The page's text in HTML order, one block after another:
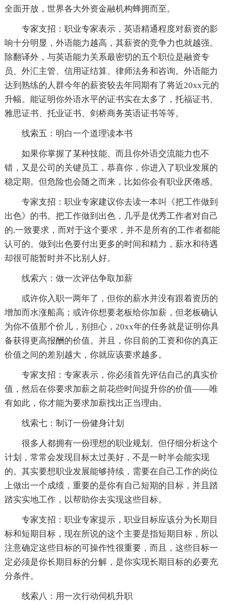
全面开放，世界各大外资金融机构蜂拥而至。
专家支招：职业专家表示，英语精通程度对薪资的影
响十分明显，外语能力越高，其薪资的竞争力也就越强。
除翻译外，与英语能力关系最密切的五个职位是融资专
员、外汇主管、信用证结算、律师法务和咨询。外语能力
达到熟练的人群今年的薪资较去年同期有了将近20xx元的
升幅。能证明你外语水平的证书实在太多了，托福证书、
雅思证书、托业证书、剑桥商务英语证书等等。
线索五：明白一个道理读本书
如果你掌握了某种技能、而且你外语交流能力也不
错，又是公司的关键员工，恭喜你，你进入了职业发展的
稳定期。但危险也会随之而来，比如你会有职业厌倦感。
专家支招：职业专家建议你去读一本叫《把工作做到
出色》的书。把工作做到出色，几乎是优秀工作者对自己
的.一致要求，而对于这个要求，并不是所有的工作者都能
认可的。做到出色要付出更多的时间和精力，薪水和待遇
却很可能暂时并不比别人好。
线索六：做一次评估争取加薪
或许你入职一两年了，但你的薪水并没有跟着资历的
增加而水涨船高；或许你想要老板给你加薪，但老板确认
为你不值那个价儿，别担心，20xx年的任务就是证明你具
备获得更高报酬的价值。并且，你目前的工资和你的真正
价值之间的差别越大，你就应该要求越多。
专家支招：专家表示，你必须首先评估自己的真实价
值，然后在你要求加薪之前花些时间提升你的价值——唯
有如此，你才能为要求加薪找出正当理由。
线索七：制订一份健身计划
很多人都拥有一份理想的职业规划。但仔细分析这个
计划，常常会发现目标太过美好，不是一时半会能实现
的。其实要想职业发展能够持续，需要在自己工作的岗位
上做出一个成绩，重要的是你有自己短期的目标，并且踏
踏实实地工作，以帮助你去实现这些目标。
专家支招：职业专家提示，职业目标应该分为长期目
标和短期目标，现在所说的这个主要是指短期目标，所以
注意确定这些目标的可操作性很重要，而且，这些目标一
定必须是你长期目标的分解，是你实现长期目标的必要充
分条件。
线索八：用一次行动伺机升职